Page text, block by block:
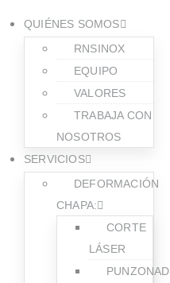
QUIÉNES SOMOS
RNSINOX
EQUIPO
VALORES
TRABAJA CON
NOSOTROS
SERVICIOS
DEFORMACIÓN
CHAPA:
CORTE
LÁSER